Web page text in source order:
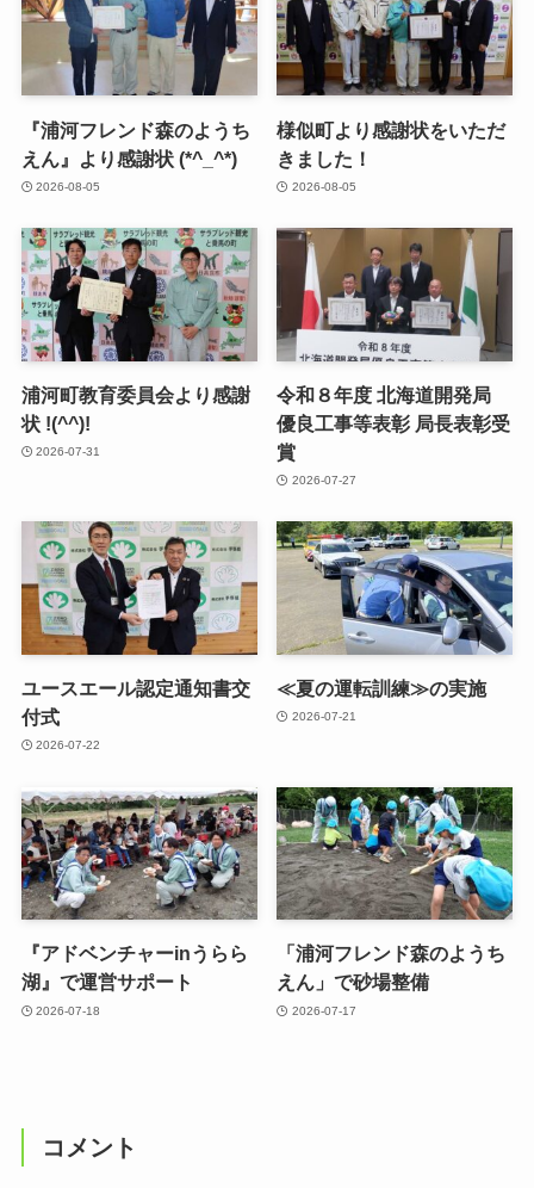
『浦河フレンド森のようち
えん』より感謝状 (*^_^*)
2026-08-05
様似町より感謝状をいただ
きました！
2026-08-05
浦河町教育委員会より感謝
状 !(^^)!
2026-07-31
令和８年度 北海道開発局
優良工事等表彰 局長表彰受
賞
2026-07-27
ユースエール認定通知書交
付式
2026-07-22
≪夏の運転訓練≫の実施
2026-07-21
『アドベンチャーinうらら
湖』で運営サポート
2026-07-18
「浦河フレンド森のようち
えん」で砂場整備
2026-07-17
コメント